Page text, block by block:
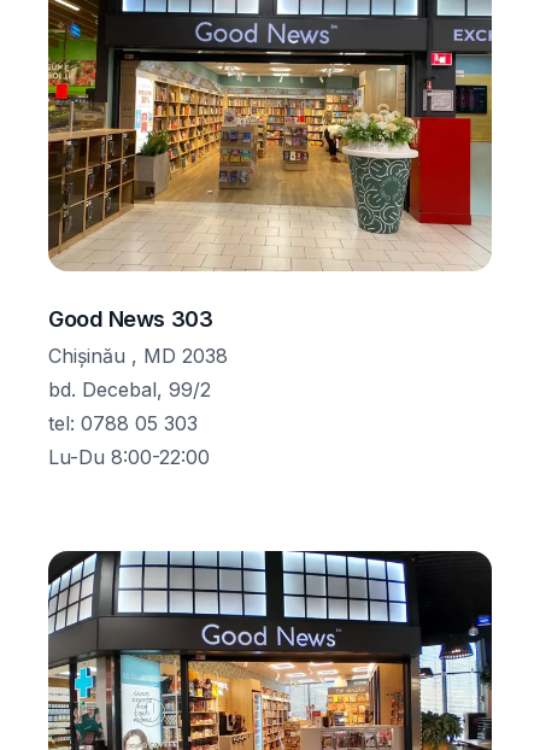
Good News 303
Chișinău , MD 2038
bd. Decebal, 99/2
tel: 0788 05 303
Lu-Du 8:00-22:00